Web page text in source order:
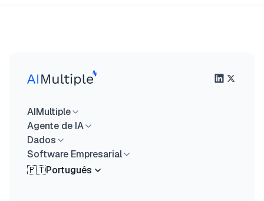
AIMultiple
Agente de IA
Dados
Software Empresarial
🇵🇹Português